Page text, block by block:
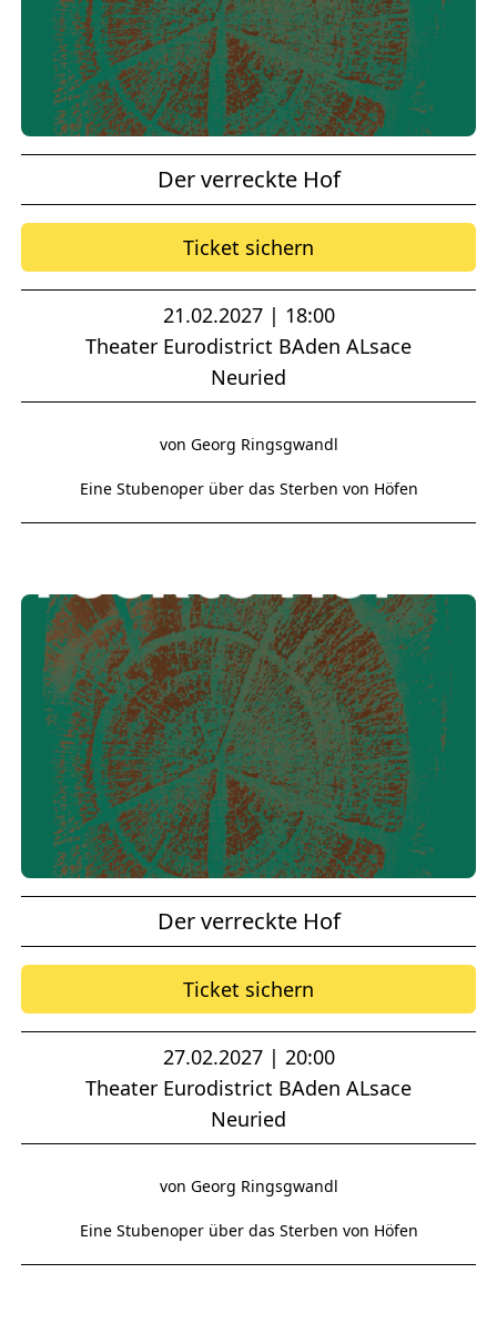
Der verreckte Hof
Ticket sichern
21.02.2027 | 18:00
Theater Eurodistrict BAden ALsace
Neuried
von Georg Ringsgwandl
Eine Stubenoper über das Sterben von Höfen
Der verreckte Hof
Ticket sichern
27.02.2027 | 20:00
Theater Eurodistrict BAden ALsace
Neuried
von Georg Ringsgwandl
Eine Stubenoper über das Sterben von Höfen